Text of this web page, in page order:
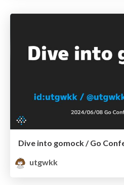
Dive into gomock / Go
utgwkk